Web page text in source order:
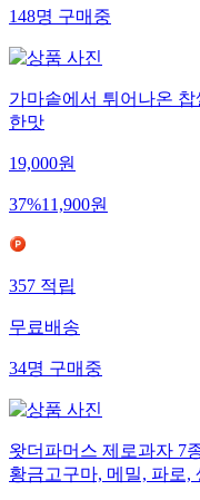
148명 구매중
가마솥에서 튀어나온
한맛
19,000원
37%11,900원
357 적립
무료배송
34명 구매중
왓더파머스 제로과자 7
황금고구마, 메밀, 파로,